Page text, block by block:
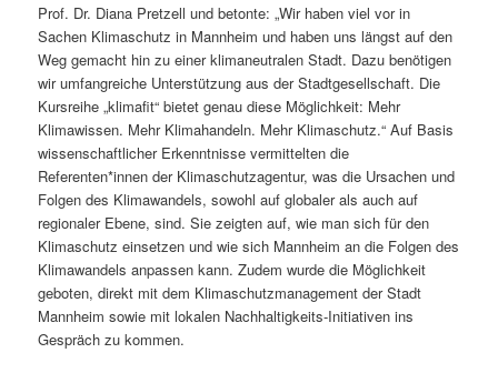
Prof. Dr. Diana Pretzell und betonte: „Wir haben viel vor in
Sachen Klimaschutz in Mannheim und haben uns längst auf den
Weg gemacht hin zu einer klimaneutralen Stadt. Dazu benötigen
wir umfangreiche Unterstützung aus der Stadtgesellschaft. Die
Kursreihe „klimafit“ bietet genau diese Möglichkeit: Mehr
Klimawissen. Mehr Klimahandeln. Mehr Klimaschutz.“ Auf Basis
wissenschaftlicher Erkenntnisse vermittelten die
Referenten*innen der Klimaschutzagentur, was die Ursachen und
Folgen des Klimawandels, sowohl auf globaler als auch auf
regionaler Ebene, sind. Sie zeigten auf, wie man sich für den
Klimaschutz einsetzen und wie sich Mannheim an die Folgen des
Klimawandels anpassen kann. Zudem wurde die Möglichkeit
geboten, direkt mit dem Klimaschutzmanagement der Stadt
Mannheim sowie mit lokalen Nachhaltigkeits-Initiativen ins
Gespräch zu kommen.